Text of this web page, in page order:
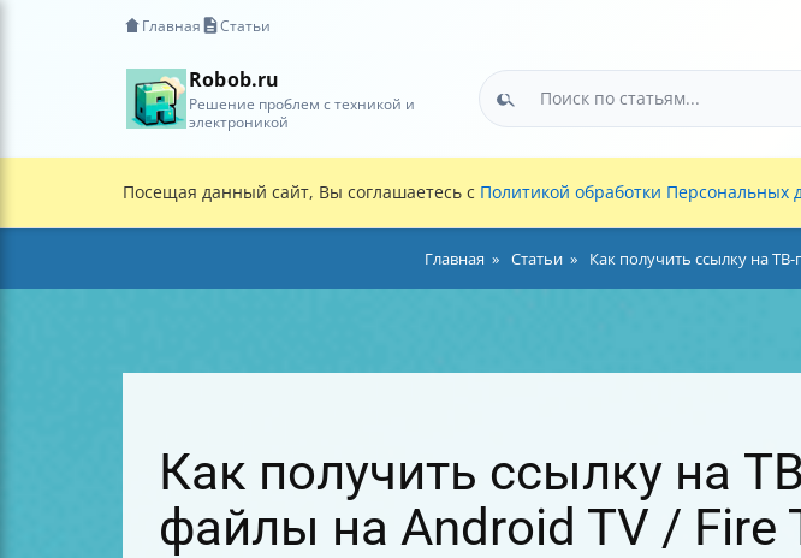
Главная Статьи
Robob.ru
Решение проблем с техникой и
электроникой
Посещая данный сайт, Вы соглашаетесь с Политикой обработки Персональных
Главная Статьи Как получить ссылку на
Как получить ссылку на
файлы на Android TV / Fire